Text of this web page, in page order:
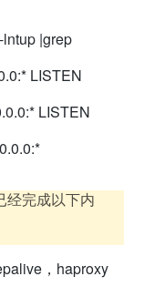
|grep
LISTEN
LISTEN
经完成以下内
，haproxy